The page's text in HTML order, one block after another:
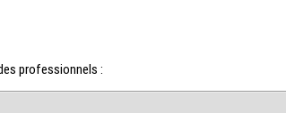
professionnels :